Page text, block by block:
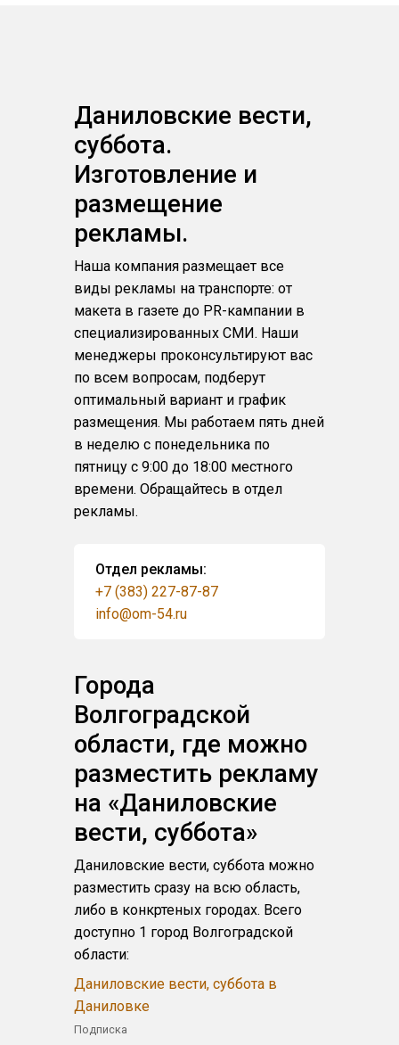
Даниловские вести,
суббота.
Изготовление и
размещение
рекламы.
Наша компания размещает все
виды рекламы на транспорте: от
макета в газете до PR-кампании в
специализированных СМИ. Наши
менеджеры проконсультируют вас
по всем вопросам, подберут
оптимальный вариант и график
размещения. Мы работаем пять дней
в неделю с понедельника по
пятницу с 9:00 до 18:00 местного
времени. Обращайтесь в отдел
рекламы.
Отдел рекламы:
+7 (383) 227-87-87
info@om-54.ru
Города
Волгоградской
области, где можно
разместить рекламу
на «Даниловские
вести, суббота»
Даниловские вести, суббота можно
разместить сразу на всю область,
либо в конкртеных городах. Всего
доступно 1 город Волгоградской
области:
Даниловские вести, суббота в
Даниловке
Подписка